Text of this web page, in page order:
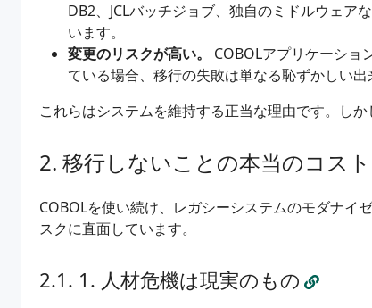
DB2、JCLバッチジョブ、独自のミドルウェア
います。
変更のリスクが高い。
COBOLアプリケーショ
ている場合、移行の失敗は単なる恥ずかしい
これらはシステムを維持する正当な理由です。しか
移行しないことの本当のコスト
COBOLを使い続け、レガシーシステムのモダナイ
スクに直面しています。
1. 人材危機は現実のもの